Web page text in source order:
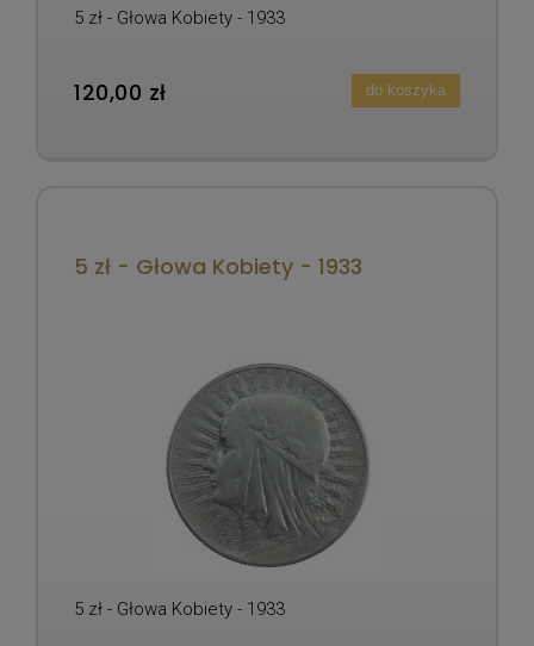
5 zł - Głowa Kobiety - 1933
120,00 zł do koszyka
5 zł - Głowa Kobiety - 1933
5 zł - Głowa Kobiety - 1933